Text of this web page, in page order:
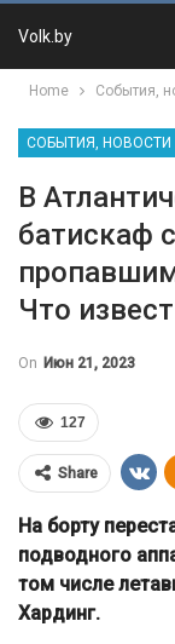
Volk.by
Home События,
СОБЫТИЯ, НОВОСТИ
В
батискаф
Что
On Июн 21, 2023
127
Share
На борту
подводного
том числе
Хардинг.